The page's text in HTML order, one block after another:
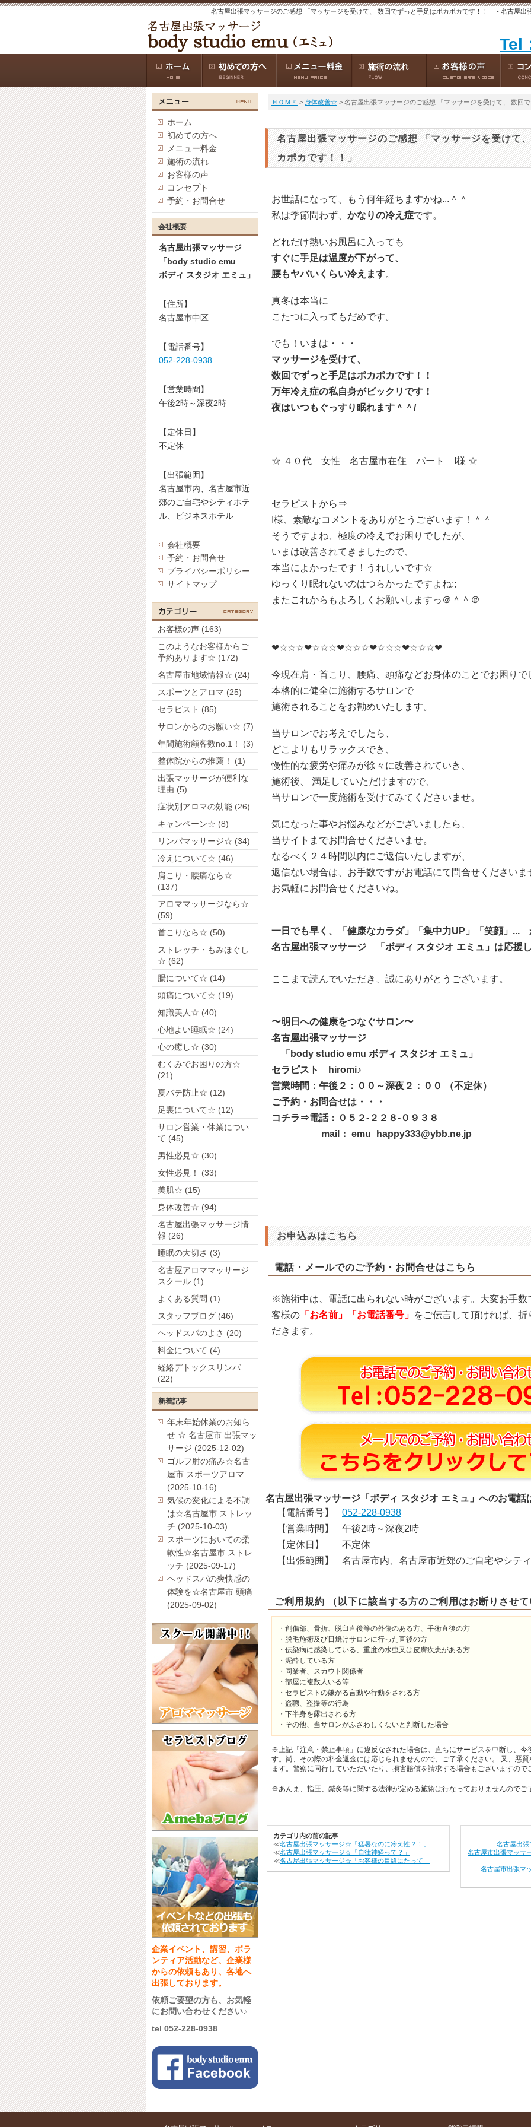
名古屋出張マッサージのご感想 「マッサージを受けて、 数回でずっと手足はポカポカです！！」 - 名古屋出
Tel
ＨＯＭＥ > 身体改善☆ > 名古屋出張マッサージのご感想 「マッサージを受けて、 数回
名古屋出張マッサージのご感想 「マッサージを受けて
カポカです！！」
お世話になって、もう何年経ちますかね...＾＾
私は季節問わず、 かなりの冷え症です。
どれだけ熱いお風呂に入っても
すぐに手足は温度が下がって、
腰もヤバいくらい冷えます。
真冬は本当に
こたつに入ってもだめです。
でも！いまは・・・
マッサージを受けて、
数回でずっと手足はポカポカです！！
万年冷え症の私自身がビックリです！
夜はいつもぐっすり眠れます＾＾/
☆ ４０代 女性 名古屋市在住 パート I様 ☆
セラピストから⇒
I様、素敵なコメントをありがとうございます！＾＾
そうですよね、極度の冷えでお困りでしたが、
いまは改善されてきましたので、
本当によかったです！うれしいです☆
ゆっくり眠れないのはつらかったですよね;;
またこれからもよろしくお願いしますっ＠＾＾＠
❤☆☆☆❤☆☆☆❤☆☆☆❤☆☆☆❤☆☆☆❤
今現在肩・首こり、腰痛、頭痛などお身体のことでお困りで
本格的に健全に施術するサロンで
施術されることをお勧めいたします。
当サロンでお考えでしたら、
どこよりもリラックスでき、
慢性的な疲労や痛みが徐々に改善されていき、
施術後、 満足していただけますので、
当サロンで一度施術を受けてみてくださいませ。
気になった事やお悩みなどがございましたら、
当サイトまでお問合せくださいませ。
なるべく２４時間以内にご返信いたしますが、
返信ない場合は、お手数ですがお電話にて問合せくださいま
お気軽にお問合せくださいね。
一日でも早く、「健康なカラダ」「集中力UP」「笑顔」...
名古屋出張マッサージ 「ボディ スタジオ エミュ」は応援
ここまで読んでいただき、誠にありがとうございます。
〜明日への健康をつなぐサロン〜
名古屋出張マッサージ
「body studio emu ボディ スタジオ エミュ」
セラピスト hiromi♪
営業時間：午後２：００～深夜２：００ （不定休）
ご予約・お問合せは・・・
コチラ⇒電話：０５２-２２８-０９３８
mail： emu_happy333@ybb.ne.jp
お申込みはこちら
電話・メールでのご予約・お問合せはこちら
※施術中は、電話に出られない時がございます。大変お手数
客様の 「お名前」「お電話番号」 をご伝言して頂ければ、
だきます。
名古屋出張マッサージ「ボディ スタジオ エミュ」へのお電話
【電話番号】
052-228-0938
【営業時間】
午後2時～深夜2時
【定休日】
不定休
【出張範囲】
名古屋市内、名古屋市近郊のご自宅やシテ
ご利用規約 （以下に該当する方のご利用はお断りさせ
・創傷部、骨折、脱臼直後等の外傷のある方、手術直後の方
・脱毛施術及び日焼けサロンに行った直後の方
・伝染病に感染している、重度の水虫又は皮膚疾患がある方
・泥酔している方
・同業者、スカウト関係者
・部屋に複数人いる等
・セラピストの嫌がる言動や行動をされる方
・盗聴、盗撮等の行為
・下半身を露出される方
・その他、当サロンがふさわしくないと判断した場合
※上記「注意・禁止事項」に違反なされた場合は、直ちにサービスを中断し、今
す。尚、その際の料金返金には応じられませんので、ご了承ください。 又、悪
ます。警察に同行していただいたり、損害賠償を請求する場合もございますので
※あんま、指圧、鍼灸等に関する法律が定める施術は行なっておりませんのでご
カテゴリ内の前の記事
≪名古屋出張マッサージ☆「猛暑なのに冷え性？！」
≪名古屋出張マッサージ☆「自律神経って？」
≪名古屋出張マッサージ☆「お客様の目線にたって」
名古屋出
名古屋市出張マッ
名古屋市出張マ
ホーム
初めての方へ
メニュー料金
施術の流れ
お客様の声
コンセプト
予約・お問合せ
会社概要
名古屋出張マッサージ
「body studio emu
ボディ スタジオ エミュ」
【住所】
名古屋市中区
【電話番号】
052-228-0938
【営業時間】
午後2時～深夜2時
【定休日】
不定休
【出張範囲】
名古屋市内、名古屋市近
郊のご自宅やシティホテ
ル、ビジネスホテル
会社概要
予約・お問合せ
プライバシーポリシー
サイトマップ
お客様の声 (163)
このようなお客様からご
予約あります☆ (172)
名古屋市地域情報☆ (24)
スポーツとアロマ (25)
セラピスト (85)
サロンからのお願い☆ (7)
年間施術顧客数no.1！ (3)
整体院からの推薦！ (1)
出張マッサージが便利な
理由 (5)
症状別アロマの効能 (26)
キャンペーン☆ (8)
リンパマッサージ☆ (34)
冷えについて☆ (46)
肩こり・腰痛なら☆
(137)
アロママッサージなら☆
(59)
首こりなら☆ (50)
ストレッチ・もみほぐし
☆ (62)
腸について☆ (14)
頭痛について☆ (19)
知識美人☆ (40)
心地よい睡眠☆ (24)
心の癒し☆ (30)
むくみでお困りの方☆
(21)
夏バテ防止☆ (12)
足裏について☆ (12)
サロン営業・休業につい
て (45)
男性必見☆ (30)
女性必見！ (33)
美肌☆ (15)
身体改善☆ (94)
名古屋出張マッサージ情
報 (26)
睡眠の大切さ (3)
名古屋アロママッサージ
スクール (1)
よくある質問 (1)
スタッフブログ (46)
ヘッドスパのよさ (20)
料金について (4)
経絡デトックスリンパ
(22)
新着記事
年末年始休業のお知ら
せ ☆ 名古屋市 出張マッ
サージ (2025-12-02)
ゴルフ肘の痛み☆名古
屋市 スポーツアロマ
(2025-10-16)
気候の変化による不調
は☆名古屋市 ストレッ
チ (2025-10-03)
スポーツにおいての柔
軟性☆名古屋市 ストレ
ッチ (2025-09-17)
ヘッドスパの爽快感の
体験を☆名古屋市 頭痛
(2025-09-02)
企業イベント、講習、ボラ
ンティア活動など、企業様
からの依頼もあり、各地へ
出張しております。
依頼ご要望の方も、お気軽
にお問い合わせください♪
tel 052-228-0938